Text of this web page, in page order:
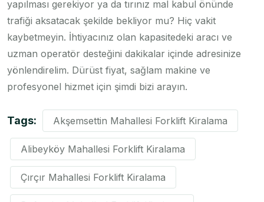
yapılması gerekiyor ya da tırınız mal kabul önünde
trafiği aksatacak şekilde bekliyor mu? Hiç vakit
kaybetmeyin. İhtiyacınız olan kapasitedeki aracı ve
uzman operatör desteğini dakikalar içinde adresinize
yönlendirelim. Dürüst fiyat, sağlam makine ve
profesyonel hizmet için şimdi bizi arayın.
Tags: Akşemsettin Mahallesi Forklift Kiralama
Alibeyköy Mahallesi Forklift Kiralama
Çırçır Mahallesi Forklift Kiralama